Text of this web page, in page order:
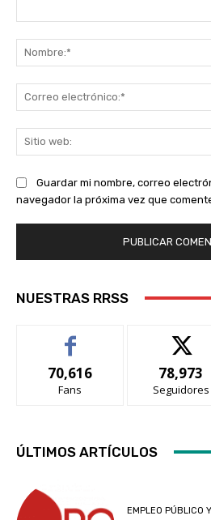
Guardar mi nombre, correo
navegador la próxima vez que
NUESTRAS RRSS
70,616
Fans
78,973
Seguidores
ÚLTIMOS ARTÍCULOS
EMPLEO PÚBLICO